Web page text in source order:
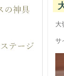
大
サ